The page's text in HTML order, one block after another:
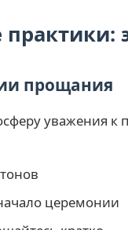
прощания
уважения
церемонии